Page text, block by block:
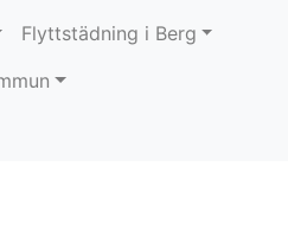
Flyttstädning i Berg